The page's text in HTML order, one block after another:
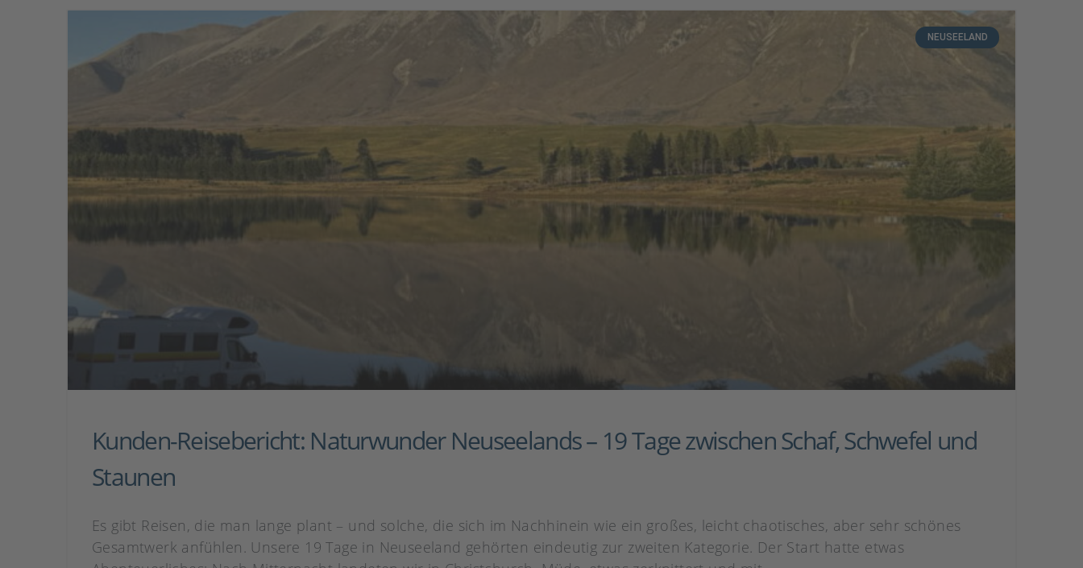
NEUSEELAND
Kunden-Reisebericht: Naturwunder Neuseelands – 19 Tage zwischen Schaf, Schwefel und
Staunen
Es gibt Reisen, die man lange plant – und solche, die sich im Nachhinein wie ein großes, leicht chaotisches, aber sehr schönes
Gesamtwerk anfühlen. Unsere 19 Tage in Neuseeland gehörten eindeutig zur zweiten Kategorie. Der Start hatte etwas